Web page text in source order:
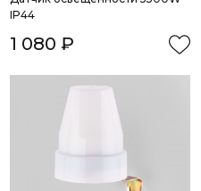
IP44
1 080 ₽